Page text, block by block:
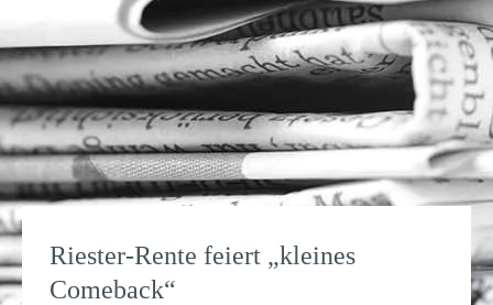
Riester-Rente feiert „kleines
Comeback“